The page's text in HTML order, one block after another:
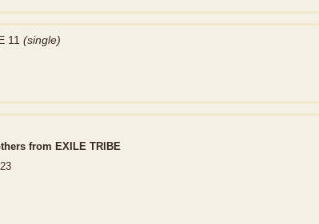
11 (single)
from EXILE TRIBE